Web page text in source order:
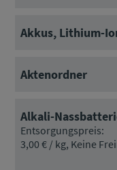
Akkus, Lithium-
Aktenordner
Alkali-
Entsorgungspreis:
3,00 € / kg, Keine